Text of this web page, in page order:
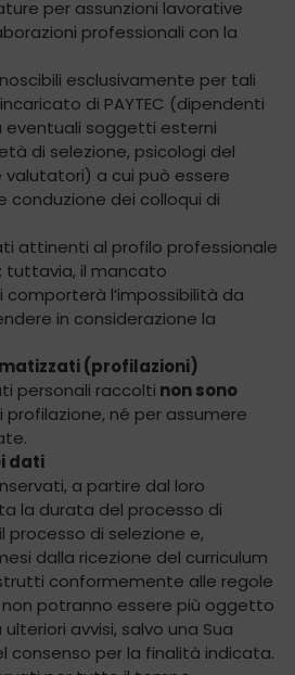
per assunzioni lavorative
professionali con la
esclusivamente per tali
di PAYTEC (dipendenti
eventuali soggetti esterni
di selezione, psicologi del
valutatori) a cui può essere
conduzione dei colloqui di
attinenti al profilo professionale
tuttavia, il mancato
l’impossibilità da
in considerazione la
(profilazioni)
personali raccolti non sono
profilazione, né per assumere
dati
a partire dal loro
la durata del processo di
processo di selezione e,
dalla ricezione del curriculum
conformemente alle regole
non potranno essere più oggetto
avvisi, salvo una Sua
consenso per la finalità indicata.